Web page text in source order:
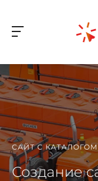
САЙТ С КАТАЛОГОМ
Создание